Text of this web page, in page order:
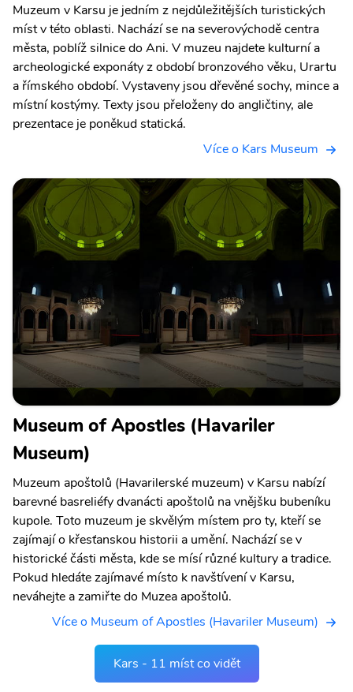
Muzeum v Karsu je jedním z nejdůležitějších turistických
míst v této oblasti. Nachází se na severovýchodě centra
města, poblíž silnice do Ani. V muzeu najdete kulturní a
archeologické exponáty z období bronzového věku, Urartu
a římského období. Vystaveny jsou dřevěné sochy, mince a
místní kostýmy. Texty jsou přeloženy do angličtiny, ale
prezentace je poněkud statická.
Více o Kars Museum
Museum of Apostles (Havariler
Museum)
Muzeum apoštolů (Havarilerské muzeum) v Karsu nabízí
barevné basreliéfy dvanácti apoštolů na vnějšku bubeníku
kupole. Toto muzeum je skvělým místem pro ty, kteří se
zajímají o křesťanskou historii a umění. Nachází se v
historické části města, kde se mísí různé kultury a tradice.
Pokud hledáte zajímavé místo k navštívení v Karsu,
neváhejte a zamiřte do Muzea apoštolů.
Více o Museum of Apostles (Havariler Museum)
Kars - 11 míst co vidět